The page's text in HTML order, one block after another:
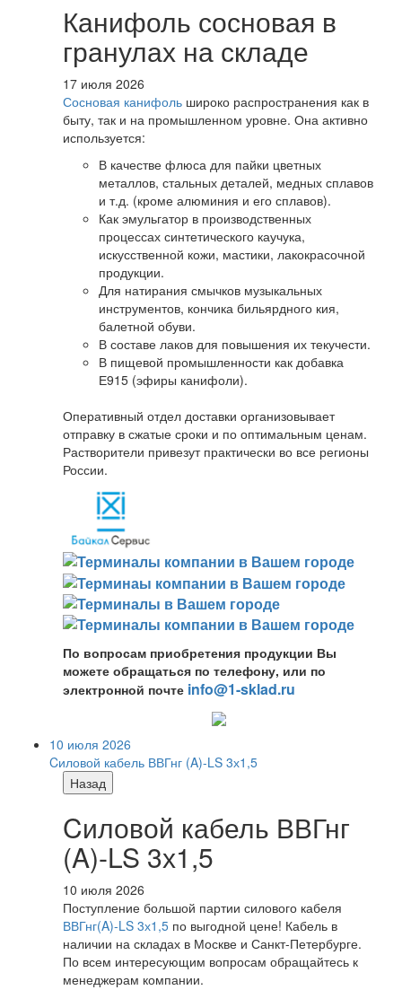
Канифоль сосновая в
гранулах на складе
17 июля 2026
Сосновая канифоль широко распространения как в
быту, так и на промышленном уровне. Она активно
используется:
В качестве флюса для пайки цветных
металлов, стальных деталей, медных сплавов
и т.д. (кроме алюминия и его сплавов).
Как эмульгатор в производственных
процессах синтетического каучука,
искусственной кожи, мастики, лакокрасочной
продукции.
Для натирания смычков музыкальных
инструментов, кончика бильярдного кия,
балетной обуви.
В составе лаков для повышения их текучести.
В пищевой промышленности как добавка
Е915 (эфиры канифоли).
Оперативный отдел доставки организовывает
отправку в сжатые сроки и по оптимальным ценам.
Растворители привезут практически во все регионы
России.
По вопросам приобретения продукции Вы
можете обращаться по телефону, или по
электронной почте info@1-sklad.ru
10 июля 2026
Cиловой кабель ВВГнг (A)-LS 3х1,5
Назад
Cиловой кабель ВВГнг
(A)-LS 3х1,5
10 июля 2026
Поступление большой партии силового кабеля
ВВГнг(A)-LS 3х1,5 по выгодной цене! Кабель в
наличии на складах в Москве и Санкт-Петербурге.
По всем интересующим вопросам обращайтесь к
менеджерам компании.